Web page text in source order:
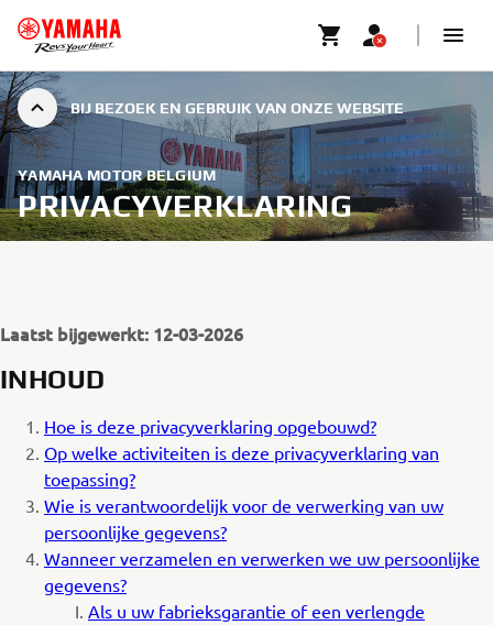
BIJ BEZOEK EN GEBRUIK VAN ONZE WEBSITE
YAMAHA MOTOR BELGIUM
PRIVACYVERKLARING
Laatst bijgewerkt: 12-03-2026
INHOUD
Hoe is deze privacyverklaring opgebouwd?
Op welke activiteiten is deze privacyverklaring van
toepassing?
Wie is verantwoordelijk voor de verwerking van uw
persoonlijke gegevens?
Wanneer verzamelen en verwerken we uw persoonlijke
gegevens?
Als u uw fabrieksgarantie of een verlengde